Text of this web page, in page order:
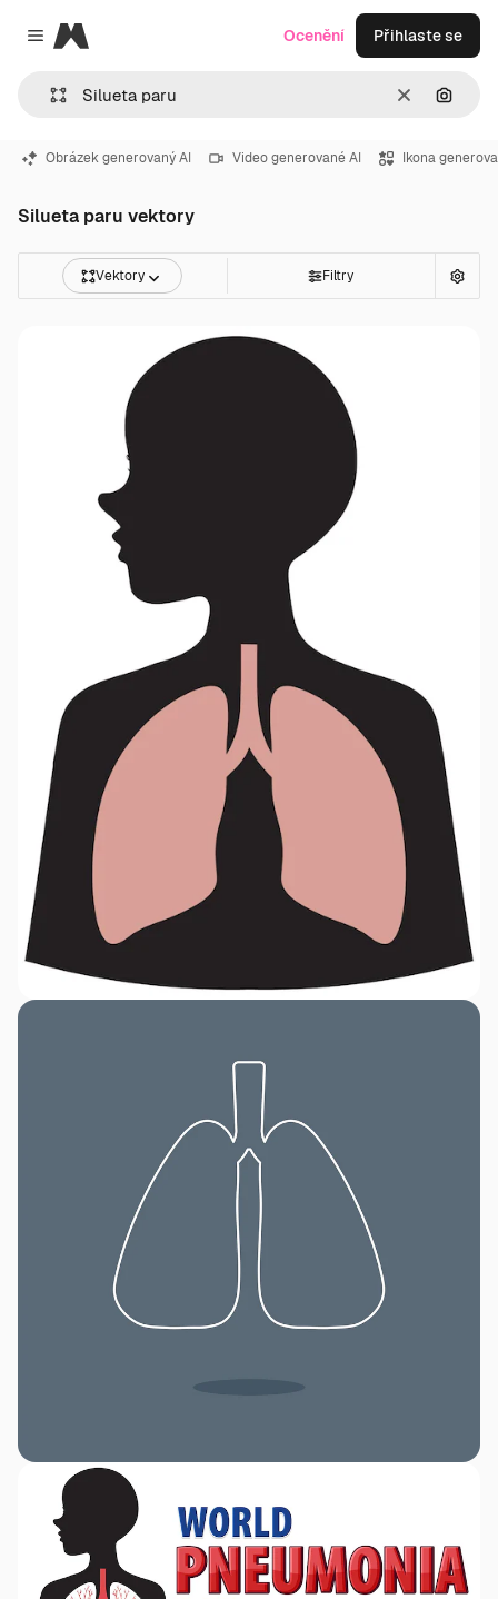
Close menu
Magnific
ZrušitHledat
Ocenění Přihlaste se
Obrázek generovaný AI Video generované AI Ikona
Silueta paru vektory
Vektory Filtry